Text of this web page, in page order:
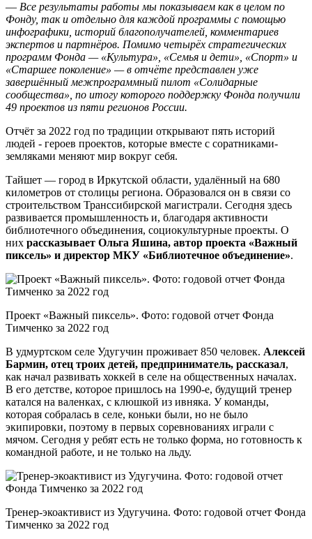
— Все результаты работы мы показываем как в целом по
Фонду, так и отдельно для каждой программы с помощью
инфографики, историй благополучателей, комментариев
экспертов и партнёров. Помимо четырёх стратегических
программ Фонда — «Культура», «Семья и дети», «Спорт» и
«Старшее поколение» — в отчёте представлен уже
завершённый межпрограммный пилот «Солидарные
сообщества», по итогу которого поддержку Фонда получили
49 проектов из пяти регионов России.
Отчёт за 2022 год по традиции открывают пять историй
людей - героев проектов, которые вместе с соратниками-
земляками меняют мир вокруг себя.
Тайшет — город в Иркутской области, удалённый на 680
километров от столицы региона. Образовался он в связи со
строительством Транссибирской магистрали. Сегодня здесь
развивается промышленность и, благодаря активности
библиотечного объединения, социокультурные проекты. О
них рассказывает Ольга Яшина, автор проекта «Важный
пиксель» и директор МКУ «Библиотечное объединение».
Проект «Важный пиксель». Фото: годовой отчет Фонда
Тимченко за 2022 год
В удмуртском селе Удугучин проживает 850 человек. Алексей
Бармин, отец троих детей, предприниматель, рассказал,
как начал развивать хоккей в селе на общественных началах.
В его детстве, которое пришлось на 1990-е, будущий тренер
катался на валенках, с клюшкой из ивняка. У команды,
которая собралась в селе, коньки были, но не было
экипировки, поэтому в первых соревнованиях играли с
мячом. Сегодня у ребят есть не только форма, но готовность к
командной работе, и не только на льду.
Тренер-экоактивист из Удугучина. Фото: годовой отчет Фонда
Тимченко за 2022 год